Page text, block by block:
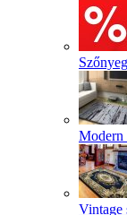
Modern
Vintage